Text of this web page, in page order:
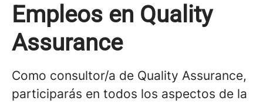
Empleos en Quality
Assurance
Como consultor/a de Quality Assurance,
participarás en todos los aspectos de la